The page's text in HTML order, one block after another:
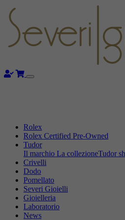
Rolex
Rolex Certified Pre-Owned
Tudor
Il marchio La collezioneTudor
Crivelli
Dodo
Pomellato
Severi Gioielli
Gioielleria
Laboratorio
News